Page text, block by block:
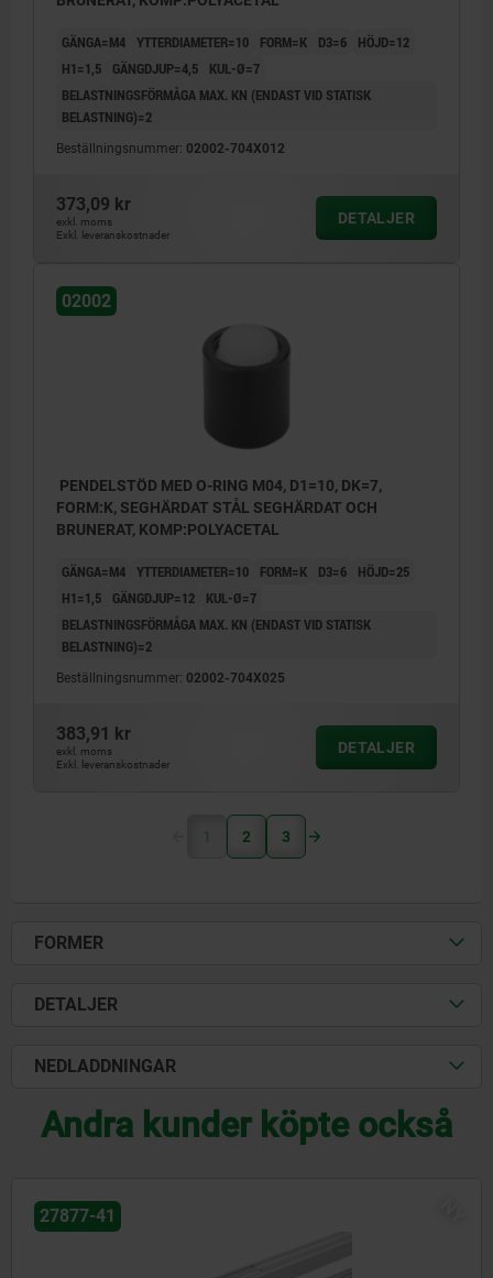
GÄNGA=M4 YTTERDIAMETER=10 FORM=K D3=6
HÖJD=12
H1=1,5
GÄNGDJUP=4,5
KUL-Ø=7
BELASTNINGSFÖRMÅGA MAX. KN (ENDAST VID STATISK
BELASTNING)=2
Beställningsnummer: 02002-704X012
373,09 kr
exkl. moms
Exkl. leveranskostnader
DETALJER
02002
PENDELSTÖD MED O-RING M04, D1=10, DK=7,
FORM:K, SEGHÄRDAT STÅL SEGHÄRDAT OCH
BRUNERAT, KOMP:POLYACETAL
GÄNGA=M4 YTTERDIAMETER=10 FORM=K D3=6
HÖJD=25
H1=1,5
GÄNGDJUP=12
KUL-Ø=7
BELASTNINGSFÖRMÅGA MAX. KN (ENDAST VID STATISK
BELASTNING)=2
Beställningsnummer: 02002-704X025
383,91 kr
exkl. moms
Exkl. leveranskostnader
DETALJER
1 2 3
FORMER
DETALJER
NEDLADDNINGAR
Andra kunder köpte också
27877-80